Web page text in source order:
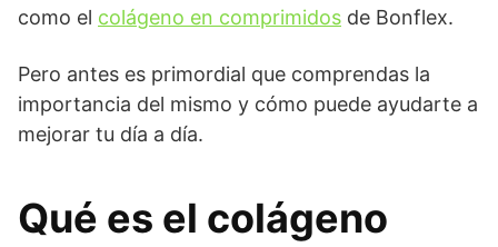
como el colágeno en comprimidos de Bonflex.
Pero antes es primordial que comprendas la
importancia del mismo y cómo puede ayudarte a
mejorar tu día a día.
Qué es el colágeno